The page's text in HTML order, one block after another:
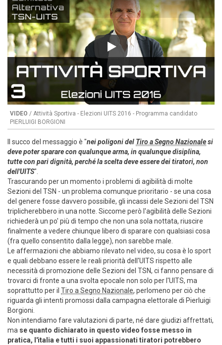
Play
VIDEO / Attività Sportiva - Elezioni UITS 2016 - Programma candidato
PIERLUIGI BORGIONI
Il succo del messaggio è "nei poligoni del Tiro a Segno Nazionalesi
deve poter sparare con qualunque arma, in qualunque disiplina,
tutte con pari dignità, perché la scelta deve essere dei tiratori, non
dell'UITS".
Trascurando per un momento i problemi di agibilità di molte
Sezioni del TSN - un problema comunque prioritario - se una cosa
del genere fosse davvero possibile, gli incassi dele Sezioni del TSN
triplicherebbero in una notte. Siccome però l'agibilità delle Sezioni
richiederà un po' più di tempo che non una sola nottata, riuscire
finalmente a vedere chiunque libero di sparare con qualsiasi cosa
(fra quello consentito dalla legge), non sarebbe male.
Le affermazioni che abbiamo rilevato nel video, su cosa è lo sport
e quali debbano essere le reali priorità dell'UITS rispetto alle
necessità di promozione delle Sezioni del TSN, ci fanno pensare di
trovarci di fronte a una svolta epocale non solo per l'UITS, ma
soprattutto per il Tiro a Segno Nazionale, perlomeno per ciò che
riguarda gli intenti promossi dalla campagna elettorale di Pierluigi
Borgioni.
Non intendiamo fare valutazioni di parte, né dare giudizi affrettati,
ma se quanto dichiarato in questo video fosse messo in
pratica, l'italia e tutti i suoi appassionati tiratori potrebbero